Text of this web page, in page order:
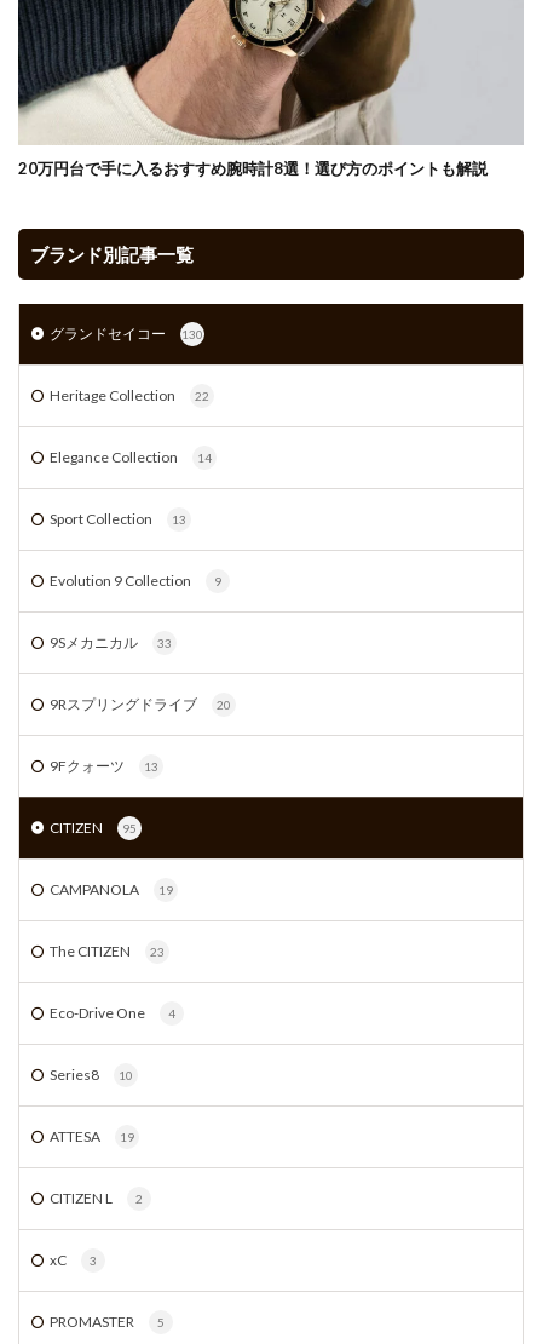
20万円台で手に入るおすすめ腕時計8選！選び方のポイントも解説
ブランド別記事一覧
グランドセイコー 130
Heritage Collection 22
Elegance Collection 14
Sport Collection 13
Evolution 9 Collection 9
9Sメカニカル 33
9Rスプリングドライブ 20
9Fクォーツ 13
CITIZEN 95
CAMPANOLA 19
The CITIZEN 23
Eco-Drive One 4
Series8 10
ATTESA 19
CITIZEN L 2
xC 3
PROMASTER 5